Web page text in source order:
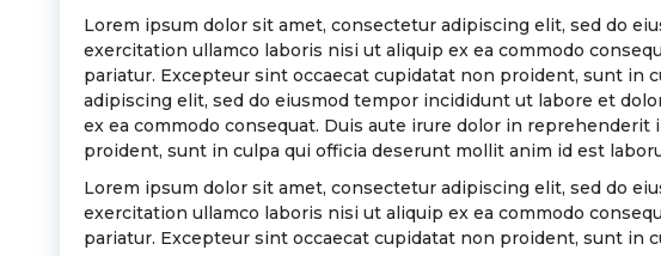
Lorem ipsum dolor sit amet, consectetur adipiscing elit, sed do
exercitation ullamco laboris nisi ut aliquip ex ea commodo
pariatur. Excepteur sint occaecat cupidatat non proident, sunt in
adipiscing elit, sed do eiusmod tempor incididunt ut labore et
ex ea commodo consequat. Duis aute irure dolor in
proident, sunt in culpa qui officia deserunt mollit anim id est
Lorem ipsum dolor sit amet, consectetur adipiscing elit, sed do
exercitation ullamco laboris nisi ut aliquip ex ea commodo
pariatur. Excepteur sint occaecat cupidatat non proident, sunt in